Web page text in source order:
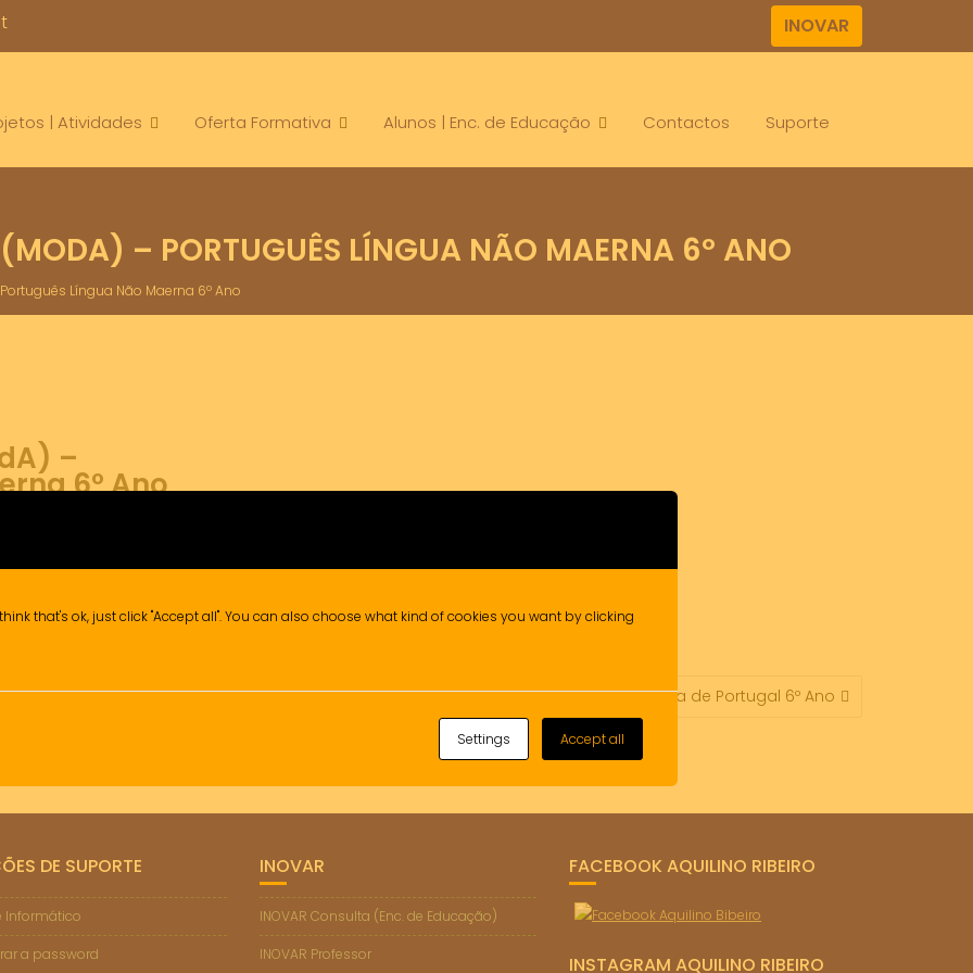
INOVAR
| Atividades Oferta Formativa Alunos | Enc. de Educação Contactos Suporte
– PORTUGUÊS LÍNGUA NÃO MAERNA 6º ANO
Língua Não Maerna 6º Ano
–
6º Ano
Ano Informação de Prova (ModA) – História e Geografia de Portugal 6º Ano
DE SUPORTE
Informático
a password
INOVAR
INOVAR Consulta (Enc. de Educação)
INOVAR Professor
FACEBOOK AQUILINO RIBEIRO
INSTAGRAM AQUILINO RIBEIRO
that's ok, just click "Accept all". You can also choose what kind of cookies you want by clicking
Settings Accept all